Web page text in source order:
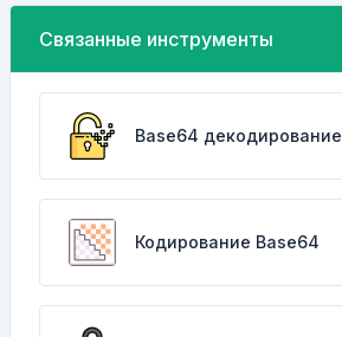
Связанные инструменты
Base64 декодирование
Кодирование Base64